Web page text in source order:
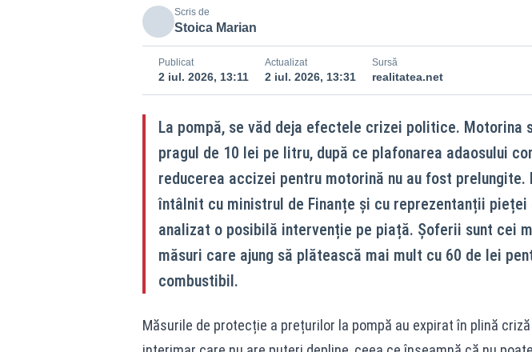
Scris de
Stoica Marian
Publicat
2 iul. 2026, 13:11
Actualizat
2 iul. 2026, 13:31
Sursă
realitatea.net
La pompă, se văd deja efectele crizei politice. Motorina
pragul de 10 lei pe litru, după ce plafonarea adaosului
reducerea accizei pentru motorină nu au fost prelungite.
întâlnit cu ministrul de Finanțe și cu reprezentanții
analizat o posibilă intervenție pe piață. Șoferii sunt cei
măsuri care ajung să plătească mai mult cu 60 de lei
combustibil.
Măsurile de protecție a prețurilor la pompă au expirat în plină